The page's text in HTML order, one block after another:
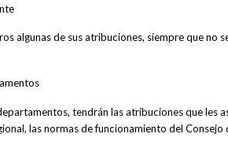
algunas de sus atribuciones, siempre que no
tendrán las atribuciones que les
las normas de funcionamiento del